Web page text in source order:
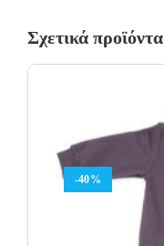
Σχετικά προϊόντα
-40%